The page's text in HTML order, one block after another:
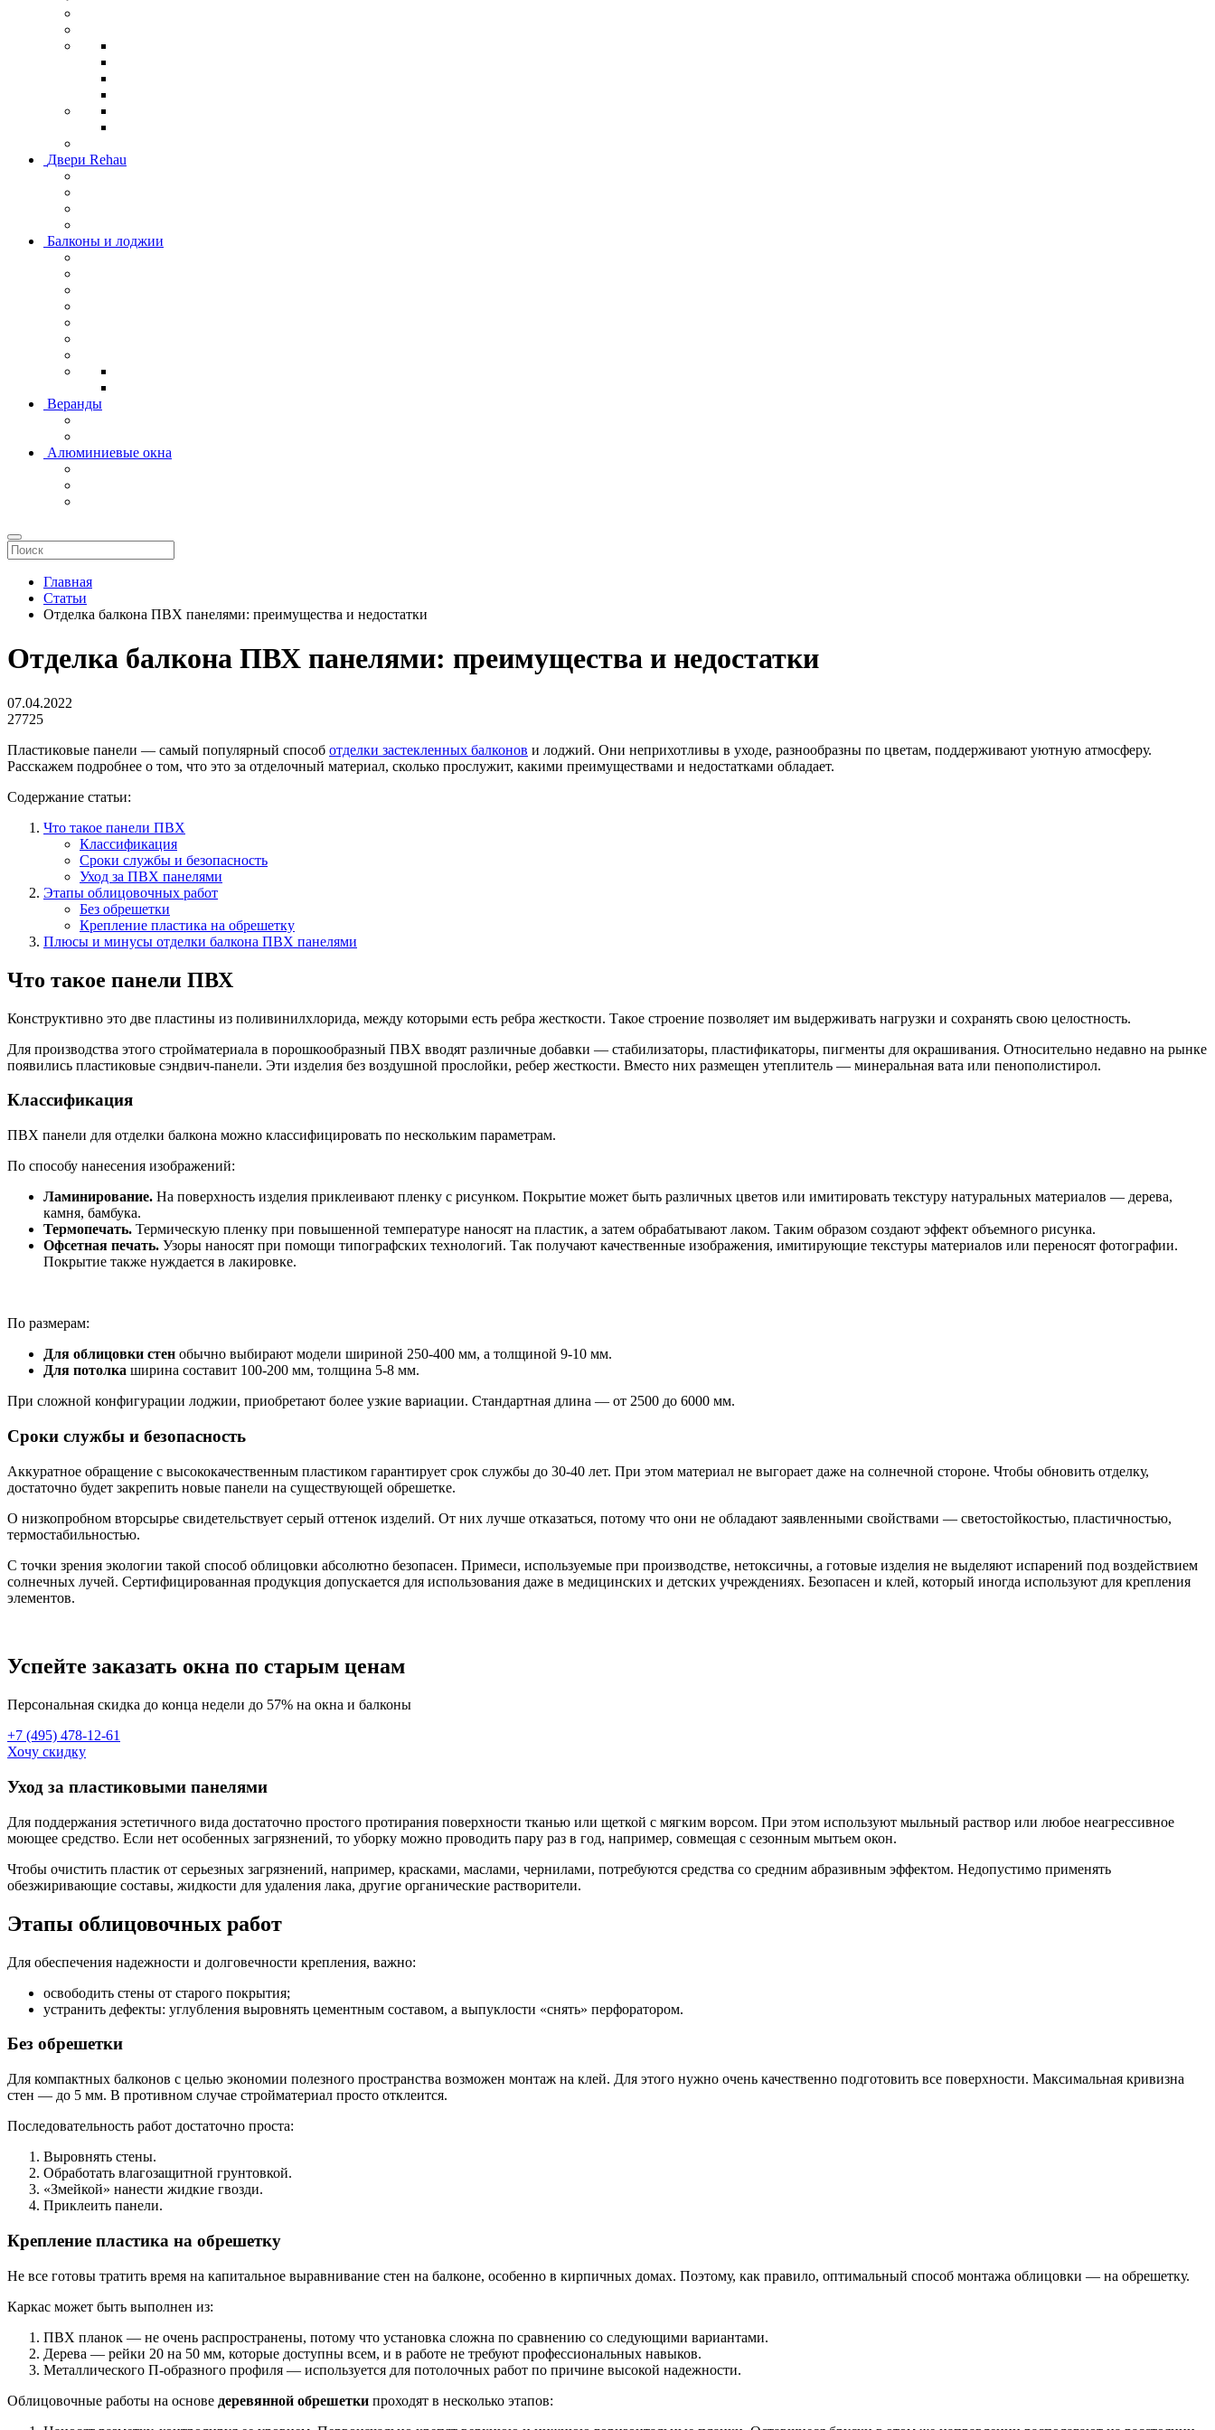
Двери Rehau
Балконы и лоджии
Веранды
Алюминиевые окна
Главная
Статьи
Отделка балкона ПВХ панелями: преимущества и недостатки
Отделка балкона ПВХ панелями: преимущества и недостатки
07.04.2022
27725
Пластиковые панели — самый популярный способ отделки застекленных балконов и лоджий. Они неприхотливы в уходе, разнообразны по цветам, поддерживают уютную атмосферу.
Расскажем подробнее о том, что это за отделочный материал, сколько прослужит, какими преимуществами и недостатками обладает.
Содержание статьи:
Что такое панели ПВХ
Классификация
Сроки службы и безопасность
Уход за ПВХ панелями
Этапы облицовочных работ
Без обрешетки
Крепление пластика на обрешетку
Плюсы и минусы отделки балкона ПВХ панелями
Что такое панели ПВХ
Конструктивно это две пластины из поливинилхлорида, между которыми есть ребра жесткости. Такое строение позволяет им выдерживать нагрузки и сохранять свою целостность.
Для производства этого стройматериала в порошкообразный ПВХ вводят различные добавки — стабилизаторы, пластификаторы, пигменты для окрашивания. Относительно недавно на рынке
появились пластиковые сэндвич-панели. Эти изделия без воздушной прослойки, ребер жесткости. Вместо них размещен утеплитель — минеральная вата или пенополистирол.
Классификация
ПВХ панели для отделки балкона можно классифицировать по нескольким параметрам.
По способу нанесения изображений:
Ламинирование. На поверхность изделия приклеивают пленку с рисунком. Покрытие может быть различных цветов или имитировать текстуру натуральных материалов — дерева,
камня, бамбука.
Термопечать. Термическую пленку при повышенной температуре наносят на пластик, а затем обрабатывают лаком. Таким образом создают эффект объемного рисунка.
Офсетная печать. Узоры наносят при помощи типографских технологий. Так получают качественные изображения, имитирующие текстуры материалов или переносят фотографии.
Покрытие также нуждается в лакировке.
По размерам:
Для облицовки стен обычно выбирают модели шириной 250-400 мм, а толщиной 9-10 мм.
Для потолка ширина составит 100-200 мм, толщина 5-8 мм.
При сложной конфигурации лоджии, приобретают более узкие вариации. Стандартная длина — от 2500 до 6000 мм.
Сроки службы и безопасность
Аккуратное обращение с высококачественным пластиком гарантирует срок службы до 30-40 лет. При этом материал не выгорает даже на солнечной стороне. Чтобы обновить отделку,
достаточно будет закрепить новые панели на существующей обрешетке.
О низкопробном вторсырье свидетельствует серый оттенок изделий. От них лучше отказаться, потому что они не обладают заявленными свойствами — светостойкостью, пластичностью,
термостабильностью.
С точки зрения экологии такой способ облицовки абсолютно безопасен. Примеси, используемые при производстве, нетоксичны, а готовые изделия не выделяют испарений под воздействием
солнечных лучей. Сертифицированная продукция допускается для использования даже в медицинских и детских учреждениях. Безопасен и клей, который иногда используют для крепления
элементов.
Успейте заказать окна по старым ценам
Персональная скидка до конца недели до 57% на окна и балконы
+7 (495) 478-12-61
Хочу скидку
Уход за пластиковыми панелями
Для поддержания эстетичного вида достаточно простого протирания поверхности тканью или щеткой с мягким ворсом. При этом используют мыльный раствор или любое неагрессивное
моющее средство. Если нет особенных загрязнений, то уборку можно проводить пару раз в год, например, совмещая с сезонным мытьем окон.
Чтобы очистить пластик от серьезных загрязнений, например, красками, маслами, чернилами, потребуются средства со средним абразивным эффектом. Недопустимо применять
обезжиривающие составы, жидкости для удаления лака, другие органические растворители.
Этапы облицовочных работ
Для обеспечения надежности и долговечности крепления, важно:
освободить стены от старого покрытия;
устранить дефекты: углубления выровнять цементным составом, а выпуклости «снять» перфоратором.
Без обрешетки
Для компактных балконов с целью экономии полезного пространства возможен монтаж на клей. Для этого нужно очень качественно подготовить все поверхности. Максимальная кривизна
стен — до 5 мм. В противном случае стройматериал просто отклеится.
Последовательность работ достаточно проста:
Выровнять стены.
Обработать влагозащитной грунтовкой.
«Змейкой» нанести жидкие гвозди.
Приклеить панели.
Крепление пластика на обрешетку
Не все готовы тратить время на капитальное выравнивание стен на балконе, особенно в кирпичных домах. Поэтому, как правило, оптимальный способ монтажа облицовки — на обрешетку.
Каркас может быть выполнен из:
ПВХ планок — не очень распространены, потому что установка сложна по сравнению со следующими вариантами.
Дерева — рейки 20 на 50 мм, которые доступны всем, и в работе не требуют профессиональных навыков.
Металлического П-образного профиля — используется для потолочных работ по причине высокой надежности.
Облицовочные работы на основе деревянной обрешетки проходят в несколько этапов: